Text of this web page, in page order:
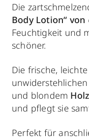
Die
Body Lotion“ von
Feuchtigkeit und
schöner.
Die frische,
und blondem Holz
und pflegt sie
Perfekt für